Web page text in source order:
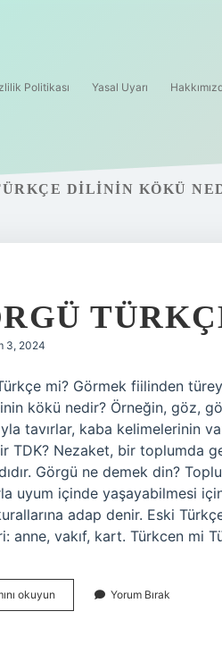
Politikası Yasal Uyarı
DILININ KÖKÜ
3, 2024
mi? Görmek fiilinden
kökü nedir? Örneğin, göz,
tavırlar, kaba kelimelerinin
TDK? Nezaket, bir toplumda
Görgü ne demek din?
uyum içinde yaşayabilmesi
adap denir. Eski
anne, vakıf, kart. Türkcen mi
okuyun
Türkçe
Yorum Bırak